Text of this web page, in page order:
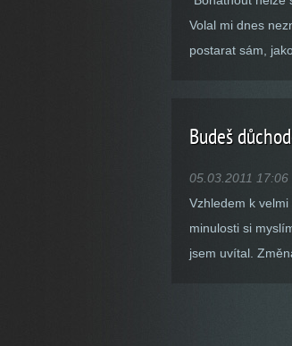
Volal mi dnes
postarat sám, jako
Budeš
05.03.2011 17:06
Vzhledem k
minulosti si
jsem uvítal.